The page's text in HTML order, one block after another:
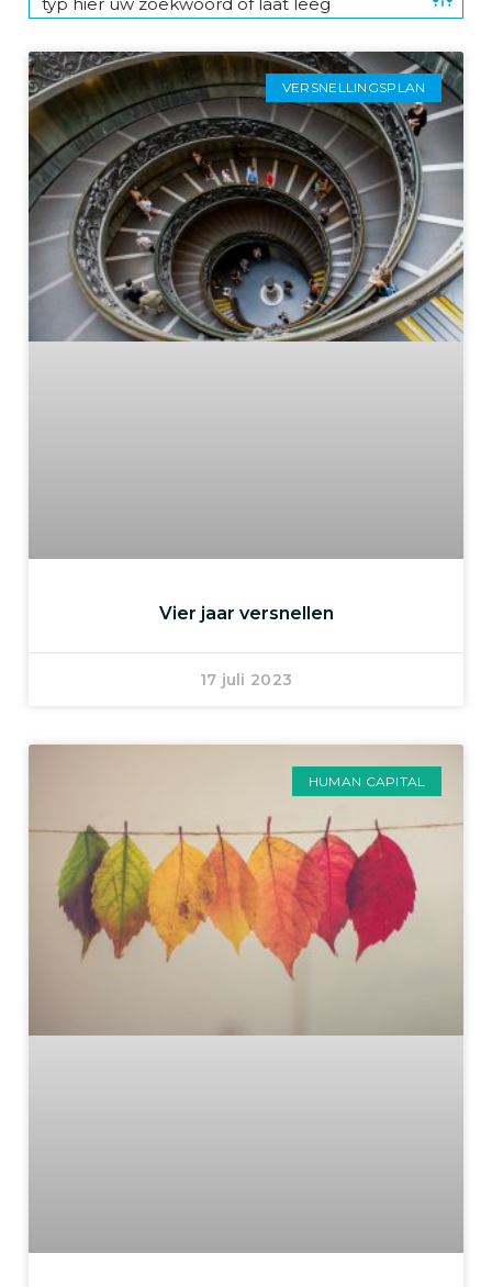
VERSNELLINGSPLAN
Vier jaar versnellen
17 juli 2023
HUMAN CAPITAL